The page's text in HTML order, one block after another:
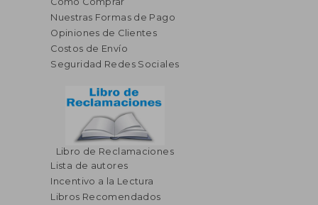
45%
dcto.
Nuestras Formas de Pago
Opiniones de Clientes
Costos de Envío
Seguridad Redes Sociales
Libro de Reclamaciones
Lista de autores
Incentivo a la Lectura
Libros Recomendados